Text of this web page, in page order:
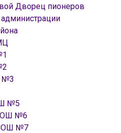
Дворец пионеров
№3
№5
№6
№7